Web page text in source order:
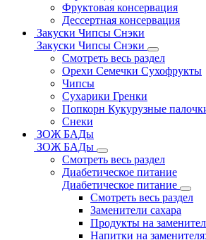
Фруктовая консервация
Дессертная консервация
Закуски Чипсы Снэки
Закуски Чипсы Снэки
Смотреть весь раздел
Орехи Семечки Сухофрукты
Чипсы
Сухарики Гренки
Попкорн Кукурузные
Снеки
ЗОЖ БАДы
ЗОЖ БАДы
Смотреть весь раздел
Диабетическое питание
Диабетическое питание
Смотреть весь раздел
Заменители сахара
Продукты на
Напитки на